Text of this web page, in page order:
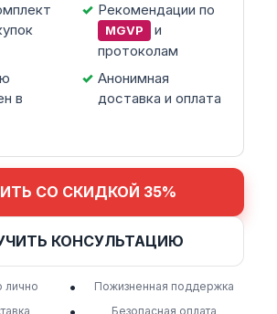
Рекомендации по
MGVP
и
протоколам
в
Анонимная
доставка и оплата
СО СКИДКОЙ 35%
КОНСУЛЬТАЦИЮ
лично •
Пожизненная поддержка
Безопасная оплата